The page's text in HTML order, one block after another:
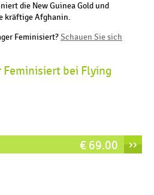
die New Guinea Gold und
kräftige Afghanin.
Feminisiert?Schauen Sie sich
bei Flying
››
€ 69.00